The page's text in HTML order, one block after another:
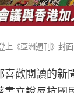
上《亞洲週刊》封面
喜歡閱讀的